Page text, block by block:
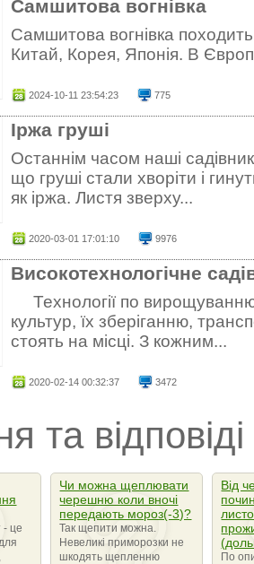
Самшитова вогнівка
Cамшитова вогнівка походить
Китай, Корея, Японія. В
2024-10-11 23:54:23 775
Іржа груші
Останнім часом наші
що груші стали хворіти і
як іржа. Листя зверху...
2020-03-01 17:01:10 9976
Високотехнологічне
Технології по вирощуванню
культур, їх зберіганню,
стоять на місці. З кожним...
2020-02-14 00:32:37 3472
та
- це
Чи можна щеплювати
черешню коли вночі
передають мороз(-3)?
Так щепити можна.
Невеликі приморозки не
шкодять щепленню
Від
По